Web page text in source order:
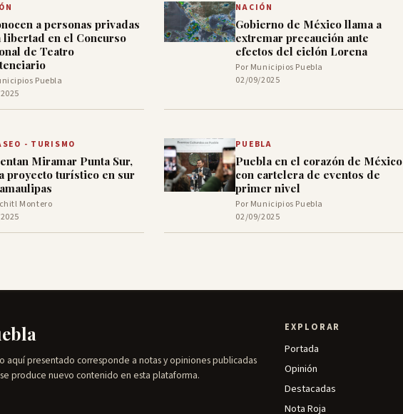
a personas privadas
libertad en el Concurso
de Teatro
Puebla
NACIÓN
Gobierno de México llama a
extremar precaución ante
efectos del ciclón Lorena
Por Municipios Puebla
02/09/2025
- TURISMO
Miramar Punta Sur,
proyecto turístico en sur
Montero
PUEBLA
Puebla en el corazón de México
con cartelera de eventos de
primer nivel
Por Municipios Puebla
02/09/2025
aquí presentado corresponde a notas y opiniones publicadas
produce nuevo contenido en esta plataforma.
EXPLORAR
Portada
Opinión
Destacadas
Nota Roja